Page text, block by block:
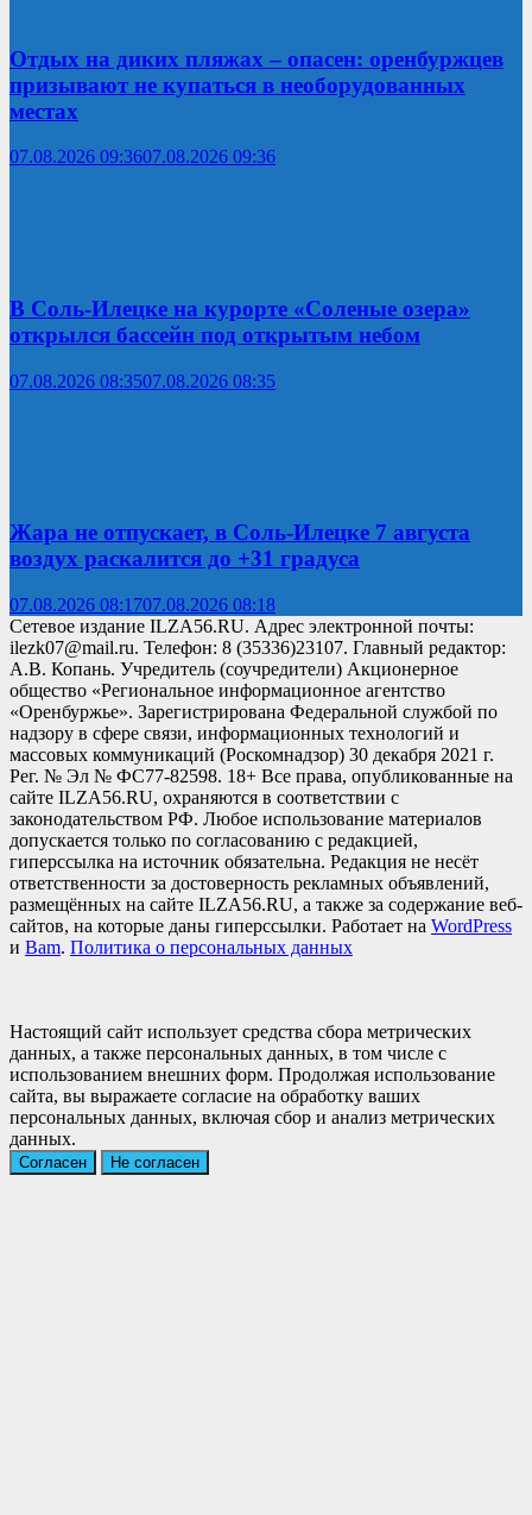
Отдых на диких пляжах – опасен: оренбуржцев
призывают не купаться в необорудованных
местах
07.08.2026 09:3607.08.2026 09:36
В Соль-Илецке на курорте «Соленые озера»
открылся бассейн под открытым небом
07.08.2026 08:3507.08.2026 08:35
Жара не отпускает, в Соль-Илецке 7 августа
воздух раскалится до +31 градуса
07.08.2026 08:1707.08.2026 08:18
Сетевое издание ILZA56.RU. Адрес электронной почты:
ilezk07@mail.ru. Телефон: 8 (35336)23107. Главный редактор:
А.В. Копань. Учредитель (соучредители) Акционерное
общество «Региональное информационное агентство
«Оренбуржье». Зарегистрирована Федеральной службой по
надзору в сфере связи, информационных технологий и
массовых коммуникаций (Роскомнадзор) 30 декабря 2021 г.
Рег. № Эл № ФС77-82598. 18+ Все права, опубликованные на
сайте ILZA56.RU, охраняются в соответствии с
законодательством РФ. Любое использование материалов
допускается только по согласованию с редакцией,
гиперссылка на источник обязательна. Редакция не несёт
ответственности за достоверность рекламных объявлений,
размещённых на сайте ILZA56.RU, а также за содержание веб-
сайтов, на которые даны гиперссылки. Работает на WordPress
и Bam. Политика о персональных данных
Настоящий сайт использует средства сбора метрических
данных, а также персональных данных, в том числе с
использованием внешних форм. Продолжая использование
сайта, вы выражаете согласие на обработку ваших
персональных данных, включая сбор и анализ метрических
данных.
Согласен Не согласен